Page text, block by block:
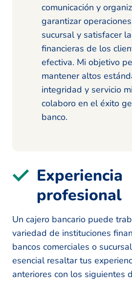
comunicación y
garantizar
sucursal y satisfacer
financieras de los
efectiva. Mi objetivo
mantener altos
integridad y servicio
colaboro en el éxito
banco.
Experiencia
profesional
Un cajero bancario puede
variedad de instituciones
bancos comerciales o
esencial resaltar tus
anteriores con los siguientes